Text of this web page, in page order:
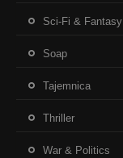
Sci-Fi & Fantasy
Soap
Tajemnica
Thriller
War & Politics